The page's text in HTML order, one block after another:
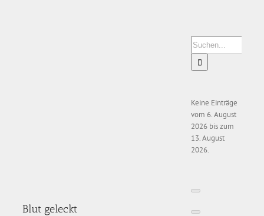
Blut geleckt
Suche
nach:
Keine Einträge
vom 6. August
2026 bis zum
13. August
2026.